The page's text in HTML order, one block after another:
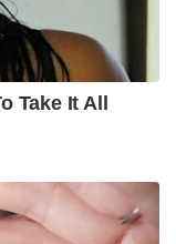
Take It All